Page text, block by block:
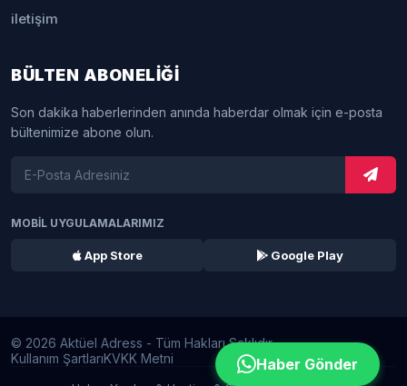
iletişim
BÜLTEN ABONELİĞİ
Son dakika haberlerinden anında haberdar olmak için e-posta
bültenimize abone olun.
MOBİL UYGULAMALARIMIZ
App Store Google Play
© 2026 Aktüel Adress - Tüm Hakları Saklıdır.
Kullanım ŞartlarıKVKK Metni Haber Gönder